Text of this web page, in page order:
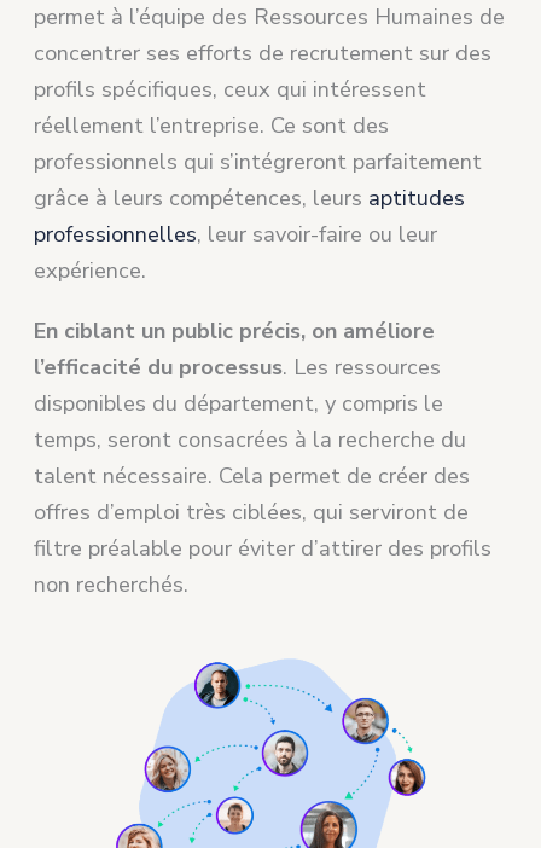
permet à l’équipe des Ressources Humaines de
concentrer ses efforts de recrutement sur des
profils spécifiques, ceux qui intéressent
réellement l’entreprise. Ce sont des
professionnels qui s’intégreront parfaitement
grâce à leurs compétences, leurs aptitudes
professionnelles, leur savoir-faire ou leur
expérience.
En ciblant un public précis, on améliore
l’efficacité du processus. Les ressources
disponibles du département, y compris le
temps, seront consacrées à la recherche du
talent nécessaire. Cela permet de créer des
offres d’emploi très ciblées, qui serviront de
filtre préalable pour éviter d’attirer des profils
non recherchés.